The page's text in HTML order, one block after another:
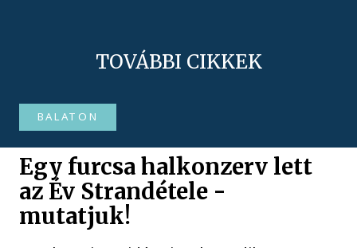
TOVÁBBI CIKKEK
BALATON
Egy furcsa halkonzerv lett
az Év Strandétele -
mutatjuk!